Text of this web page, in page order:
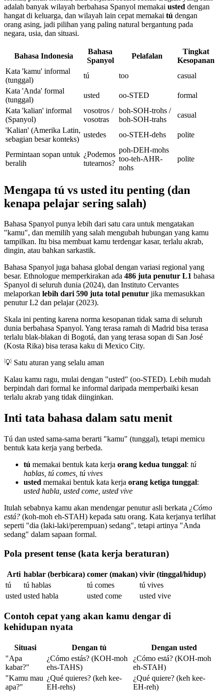
adalah banyak wilayah berbahasa Spanyol memakai usted dengan
hangat di keluarga, dan wilayah lain cepat memakai tú dengan
orang asing, jadi pilihan yang paling natural bergantung pada
negara, usia, dan situasi.
Bahasa Indonesia
Bahasa
Spanyol
Pelafalan
Tingkat
Kesopanan
Kata 'kamu' informal
(tunggal)
tú too
casual
Kata 'Anda' formal
(tunggal)
usted oo-STED
formal
Kata 'kalian' informal
(Spanyol)
vosotros /
vosotras
boh-SOH-trohs /
boh-SOH-trahs
casual
'Kalian' (Amerika Latin,
sebagian besar konteks)
ustedes oo-STEH-dehs polite
Permintaan sopan untuk
beralih
¿Podemos
tutearnos?
poh-DEH-mohs
too-teh-AHR-
nohs
polite
Mengapa tú vs usted itu penting (dan
kenapa pelajar sering salah)
Bahasa Spanyol punya lebih dari satu cara untuk mengatakan
"kamu", dan memilih yang salah mengubah hubungan yang kamu
tampilkan. Itu bisa membuat kamu terdengar kasar, terlalu akrab,
dingin, atau bahkan sarkastik.
Bahasa Spanyol juga bahasa global dengan variasi regional yang
besar. Ethnologue memperkirakan ada 486 juta penutur L1 bahasa
Spanyol di seluruh dunia (2024), dan Instituto Cervantes
melaporkan lebih dari 590 juta total penutur jika memasukkan
penutur L2 dan pelajar (2023).
Skala ini penting karena norma kesopanan tidak sama di seluruh
dunia berbahasa Spanyol. Yang terasa ramah di Madrid bisa terasa
terlalu blak-blakan di Bogotá, dan yang terasa sopan di San José
(Kosta Rika) bisa terasa kaku di Mexico City.
💡 Satu aturan yang selalu aman
Kalau kamu ragu, mulai dengan "usted" (oo-STED). Lebih mudah
berpindah dari formal ke informal daripada memperbaiki kesan
terlalu akrab yang tidak diinginkan.
Inti tata bahasa dalam satu menit
Tú dan usted sama-sama berarti "kamu" (tunggal), tetapi memicu
bentuk kata kerja yang berbeda.
tú memakai bentuk kata kerja orang kedua tunggal: tú
hablas, tú comes, tú vives
usted memakai bentuk kata kerja orang ketiga tunggal:
usted habla, usted come, usted vive
Itulah sebabnya kamu akan mendengar penutur asli berkata ¿Cómo
está? (koh-moh eh-STAH) kepada satu orang. Kata kerjanya terlihat
seperti "dia (laki-laki/perempuan) sedang", tetapi artinya "Anda
sedang" dalam sapaan formal.
Pola present tense (kata kerja beraturan)
Arti hablar (berbicara) comer (makan) vivir (tinggal/hidup)
tú
tú hablas tú comes
tú vives
usted usted habla usted come usted vive
Contoh cepat yang akan kamu dengar di
kehidupan nyata
Situasi Dengan tú
Dengan usted
"Apa
kabar?"
¿Cómo estás? (KOH-moh
ehs-TAHS)
¿Cómo está? (KOH-moh
eh-STAH)
"Kamu mau
apa?"
¿Qué quieres? (keh kee-
EH-rehs)
¿Qué quiere? (keh kee-
EH-reh)